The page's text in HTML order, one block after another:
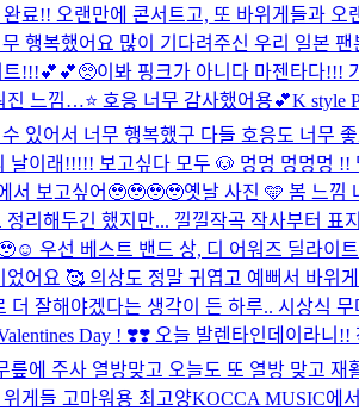
료!! 오랜만에 콘서트고, 또 바위게들과
행복했어요 많이 기다려주신 우리 일본
트!!!💕💕🥺이봐 핑크가 아니다 마젠타다!!!
진 느낌…⭐️ 호응 너무 감사했어용💕K style
있어서 너무 행복했구 다들 호응도 너무
이래!!!!! 보고싶다 모두 🐶 멍멍 멍멍멍
서 보고싶어🥹🥹🥹🥹옛날 사진 🩵 봄 느낌
리해두긴 했지만... 낄낄작곡 작사부터 표
우선 베스트 밴드 상, 디 어워즈 딜라이
어요 🥰 의상도 정말 귀엽고 예뻐서 바위
잘해야겠다는 생각이 든 하루.. 시상식
Day ! ❣️❣️ 오늘 발렌타인데이라니
에 주사 열방맞고 오늘도 또 열방 맞고
게들 고마워용 최고양KOCCA MUSIC에